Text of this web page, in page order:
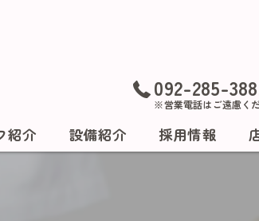
092-285-
※営業電話はご遠慮く
紹介 設備紹介 採用情報